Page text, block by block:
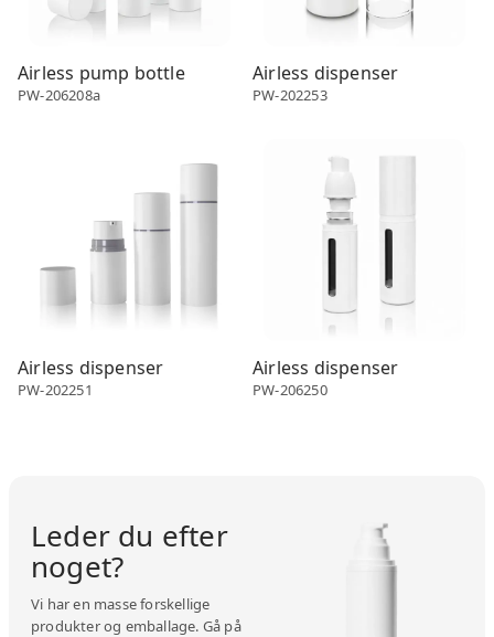
Airless pump bottle
PW-206208a
Airless dispenser
PW-202253
Airless dispenser
PW-202251
Airless dispenser
PW-206250
Leder du efter
noget?
Vi har en masse forskellige
produkter og emballage. Gå på